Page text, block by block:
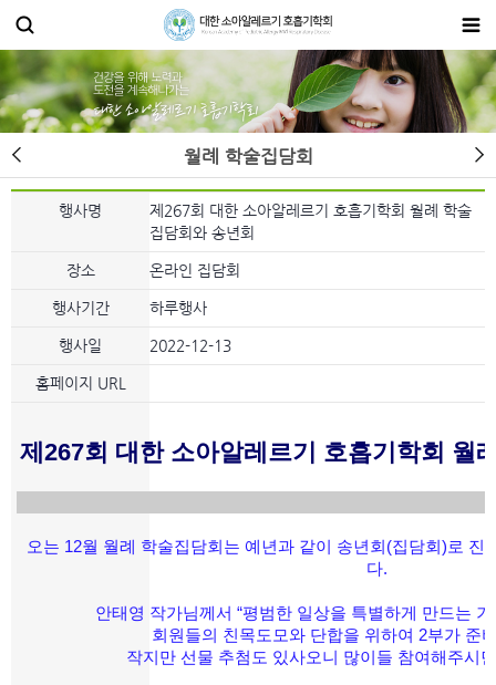
월례 학술집담회
행사명
제267회 대한 소아알레르기 호흡기학회 월례 학술
집담회와 송년회
장소 온라인 집담회
행사기간 하루행사
행사일 2022-12-13
홈페이지 URL
제267회 대한 소아알레르기 호흡기학회 월
오는 12월 월례 학술집담회는 예년과 같이 송년회(집담회)로 진
다.
안태영 작가님께서 “평범한 일상을 특별하게 만드는 기
회원들의 친목도모와 단합을 위하여 2부가 준
작지만 선물 추첨도 있사오니 많이들 참여해주시